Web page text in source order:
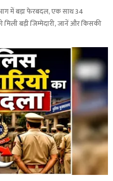
में बड़ा फेरबदल, एक साथ 34
बड़ी जिम्मेदारी, जानें और किसकी